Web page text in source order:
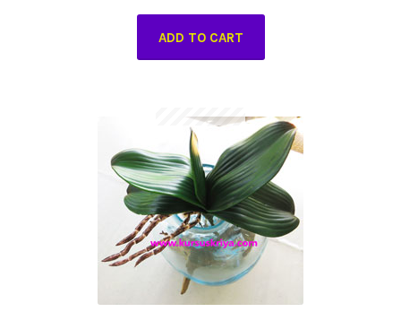
price
was:
Rp65.000.
ADD TO CART